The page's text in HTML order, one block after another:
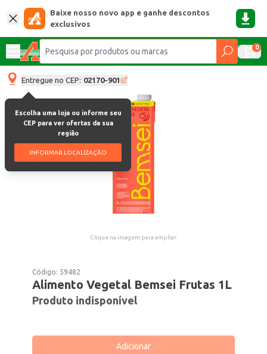
Baixe nosso novo app e ganhe descontos
exclusivos
0
Entregue no CEP: 02170-901
Escolha uma loja ou informe seu
CEP para ver ofertas da sua
região
INFORMAR LOCALIZAÇÃO
Clique na imagem para ampliar.
Código: 59482
Alimento Vegetal Bemsei Frutas 1L
Produto indisponível
Adicionar